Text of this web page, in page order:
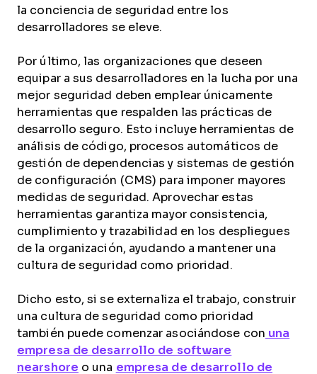
la conciencia de seguridad entre los
desarrolladores se eleve.
Por último, las organizaciones que deseen
equipar a sus desarrolladores en la lucha por una
mejor seguridad deben emplear únicamente
herramientas que respalden las prácticas de
desarrollo seguro. Esto incluye herramientas de
análisis de código, procesos automáticos de
gestión de dependencias y sistemas de gestión
de configuración (CMS) para imponer mayores
medidas de seguridad. Aprovechar estas
herramientas garantiza mayor consistencia,
cumplimiento y trazabilidad en los despliegues
de la organización, ayudando a mantener una
cultura de seguridad como prioridad.
Dicho esto, si se externaliza el trabajo, construir
una cultura de seguridad como prioridad
también puede comenzar asociándose con una
empresa de desarrollo de software
nearshore o una empresa de desarrollo de